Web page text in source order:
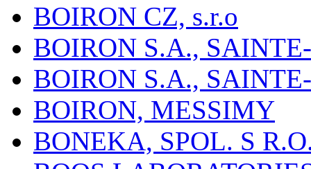
BOIRON CZ, s.r.o
BOIRON S.A.,
BOIRON S.A.,
BOIRON, MESSIMY
BONEKA, SPOL. S